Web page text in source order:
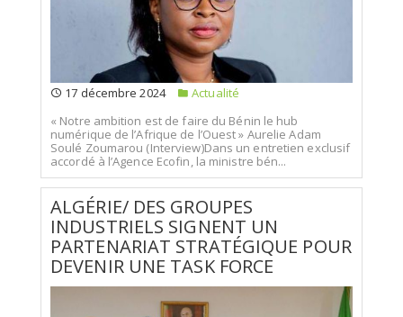
17 décembre 2024
Actualité
« Notre ambition est de faire du Bénin le hub
numérique de l’Afrique de l’Ouest » Aurelie Adam
Soulé Zoumarou (Interview)Dans un entretien exclusif
accordé à l’Agence Ecofin, la ministre bén...
ALGÉRIE/ DES GROUPES
INDUSTRIELS SIGNENT UN
PARTENARIAT STRATÉGIQUE POUR
DEVENIR UNE TASK FORCE